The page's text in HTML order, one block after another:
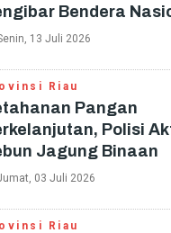
Bendera
13 Juli 2026
Riau
Pangan
Polisi
Jagung Binaan
03 Juli 2026
Riau